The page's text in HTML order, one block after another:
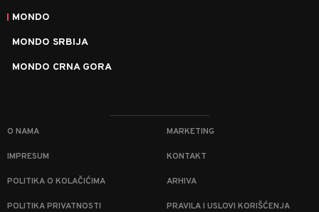
MONDO
MONDO SRBIJA
MONDO CRNA GORA
O NAMA MARKETING
IMPRESUM KONTAKT
POLITIKA O KOLAČIĆIMA ARHIVA
POLITIKA PRIVATNOSTI PRAVILA I USLOVI KORIŠĆENJA